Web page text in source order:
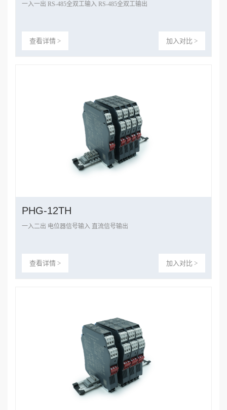
一入一出 RS-485全双工输入 RS-485全双工输出
查看详情 > 加入对比 >
PHG-12TH
一入二出 电位器信号输入 直流信号输出
查看详情 > 加入对比 >